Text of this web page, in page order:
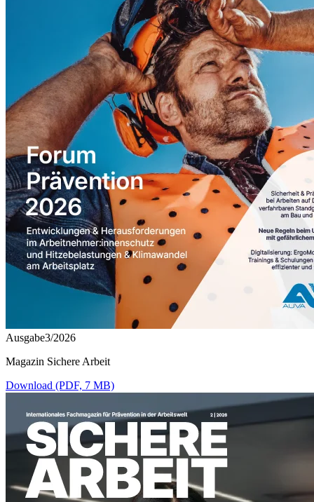
Ausgabe3/2026
Magazin Sichere Arbeit
Download (PDF, 7 MB)